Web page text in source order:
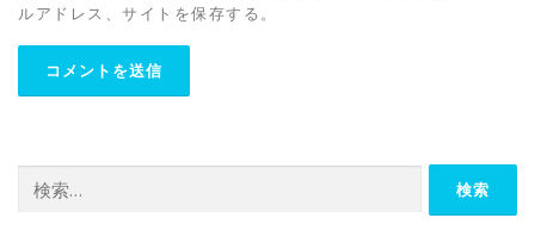
ルアドレス、サイトを保存する。
索: